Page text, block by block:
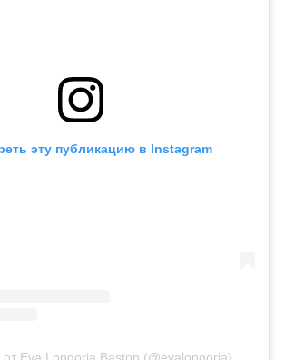
эту публикацию в Instagram